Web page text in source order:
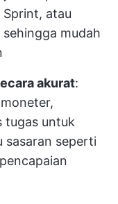
Sprint, atau
mudah
akurat:
tugas untuk
sasaran seperti